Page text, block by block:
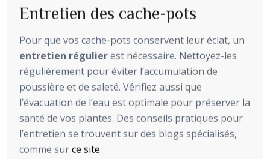
Entretien des cache-pots
Pour que vos cache-pots conservent leur éclat, un
entretien régulierest nécessaire. Nettoyez-les
régulièrement pour éviter l’accumulation de
poussière et de saleté. Vérifiez aussi que
l’évacuation de l’eau est optimale pour préserver la
santé de vos plantes. Des conseils pratiques pour
l’entretien se trouvent sur des blogs spécialisés,
comme surce site.